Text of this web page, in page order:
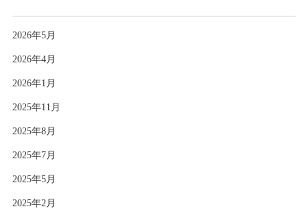
2026年5月
2026年4月
2026年1月
2025年11月
2025年8月
2025年7月
2025年5月
2025年2月